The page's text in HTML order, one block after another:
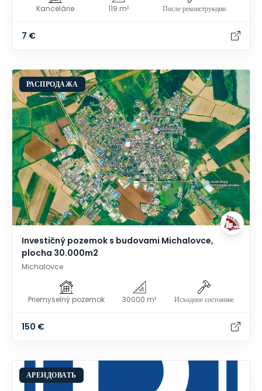
Kancelárie 119 m² После реконструкции
7 €
РАСПРОДАЖА
Investičný pozemok s budovami Michalovce,
plocha 30.000m2
Michalovce
Priemyselný pozemok 30000 m² Исходное состояние
150 €
АРЕНДОВАТЬ